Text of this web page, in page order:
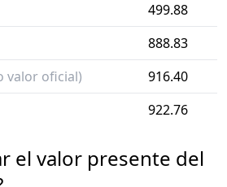
499.88
888.83
valor oficial)
916.40
922.76
el valor presente del